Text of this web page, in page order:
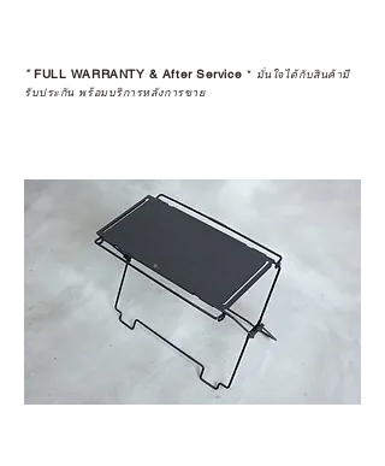
*FULL WARRANTY & After Service * มั่นใจได้กับสินค้ามี
รับประกัน พร้อมบริการหลังการขาย